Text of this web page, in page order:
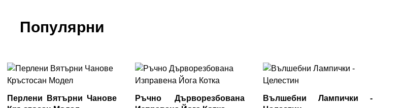
Популярни
Перлени Вятърни Чанове
Ръчно Дърворезбована
Вълшебни Лампички -